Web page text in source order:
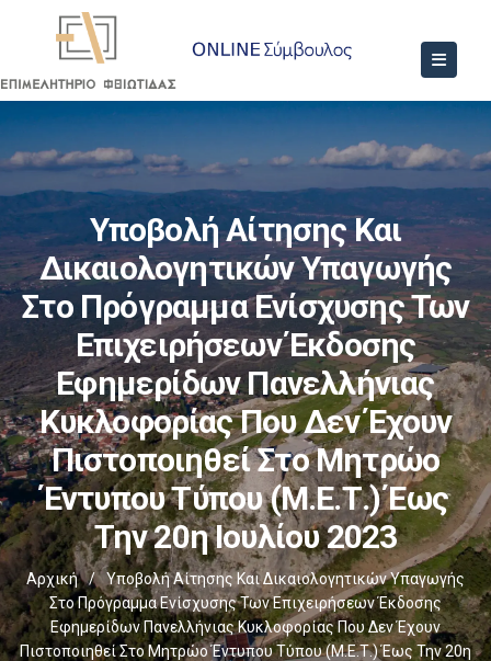
Υποβολή Αίτησης Και
Δικαιολογητικών Υπαγωγής
Στο Πρόγραμμα Ενίσχυσης Των
Επιχειρήσεων Έκδοσης
Εφημερίδων Πανελλήνιας
Κυκλοφορίας Που Δεν Έχουν
Πιστοποιηθεί Στο Μητρώο
Έντυπου Τύπου (Μ.Ε.Τ.) Έως
Την 20η Ιουλίου 2023
Αρχική /
Υποβολή Αίτησης Και Δικαιολογητικών Υπαγωγής
Στο Πρόγραμμα Ενίσχυσης Των Επιχειρήσεων Έκδοσης
Εφημερίδων Πανελλήνιας Κυκλοφορίας Που Δεν Έχουν
Πιστοποιηθεί Στο Μητρώο Έντυπου Τύπου (Μ.Ε.Τ.) Έως Την 20η